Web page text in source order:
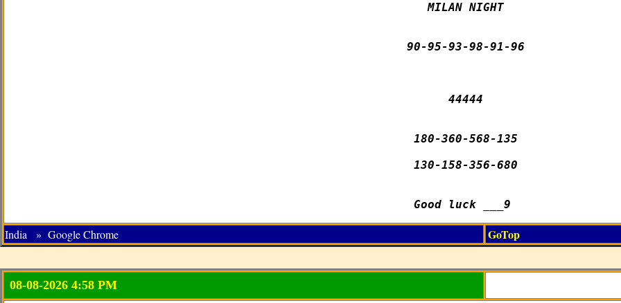
MILAN NIGHT
90-95-93-98-91-96
44444
180-360-568-135
130-158-356-680
Good luck ___9
India » Google Chrome GoTop
08-08-2026 4:58 PM